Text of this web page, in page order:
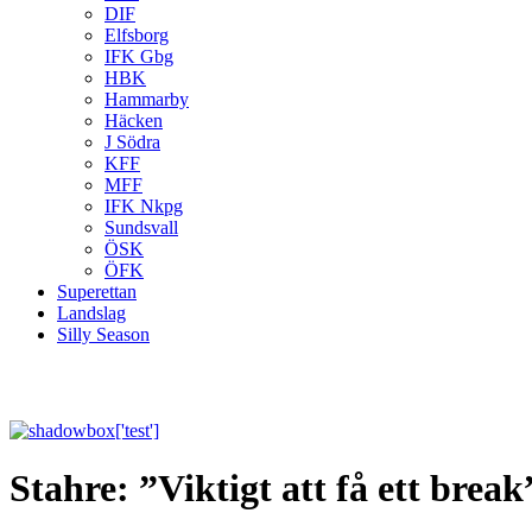
DIF
Elfsborg
IFK Gbg
HBK
Hammarby
Häcken
J Södra
KFF
MFF
IFK Nkpg
Sundsvall
ÖSK
ÖFK
Superettan
Landslag
Silly Season
Stahre: ”Viktigt att få ett